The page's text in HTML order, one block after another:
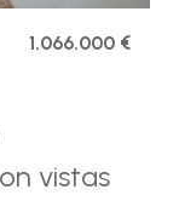
1.066.000 €
vistas